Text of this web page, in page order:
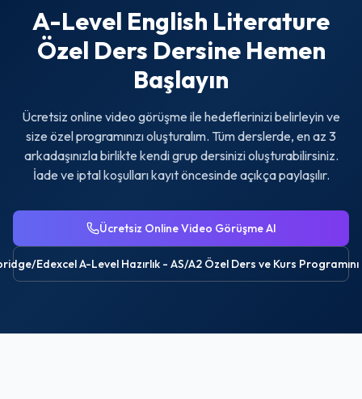
A-Level English Literature
Özel Ders Dersine Hemen
Başlayın
Ücretsiz online video görüşme ile hedeflerinizi belirleyin ve
size özel programınızı oluşturalım. Tüm derslerde, en az 3
arkadaşınızla birlikte kendi grup dersinizi oluşturabilirsiniz.
İade ve iptal koşulları kayıt öncesinde açıkça paylaşılır.
Ücretsiz Online Video Görüşme Al
Edexcel A-Level Hazırlık - AS/A2 Özel Ders ve Kurs